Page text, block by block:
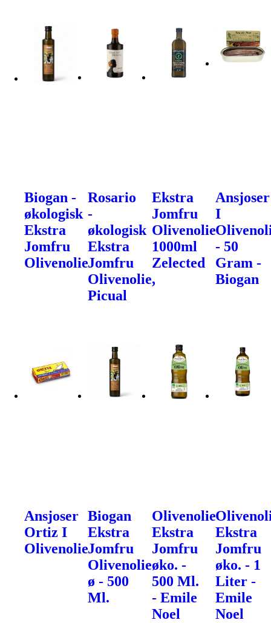
Biogan -
økologisk
Ekstra
Jomfru
Olivenolie
Rosario
-
økologisk
Ekstra
Jomfru
Olivenolie,
Picual
Ekstra
Jomfru
Olivenolie
1000ml
Zelected
Ansjoser
I
- 50
Gram -
Biogan
Ansjoser
Ortiz I
Olivenolie
Biogan
Ekstra
Jomfru
Olivenolie
ø - 500
Ml.
Olivenolie
Ekstra
Jomfru
øko. -
500 Ml.
- Emile
Noel
Ekstra
Jomfru
øko. - 1
Liter -
Emile
Noel